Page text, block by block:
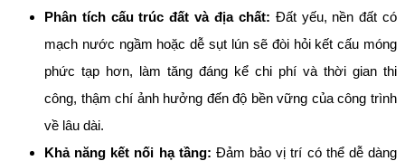
Phân tích cấu trúc đất và địa chất: Đất yếu, nền đất có
mạch nước ngầm hoặc dễ sụt lún sẽ đòi hỏi kết cấu móng
phức tạp hơn, làm tăng đáng kể chi phí và thời gian thi
công, thậm chí ảnh hưởng đến độ bền vững của công trình
về lâu dài.
Khả năng kết nối hạ tầng: Đảm bảo vị trí có thể dễ dàng